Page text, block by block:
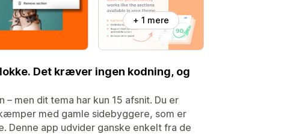
+ 1 mere
Det kræver ingen kodning, og
men dit tema har kun 15 afsnit. Du er
med gamle sidebyggere, som er
Denne app udvider ganske enkelt fra de